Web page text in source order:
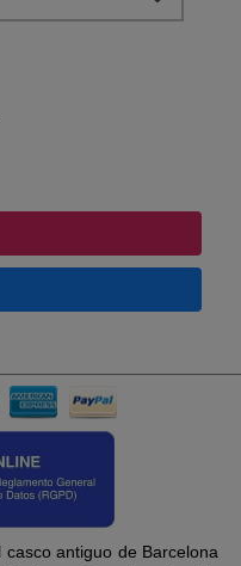
antiguo de Barcelona